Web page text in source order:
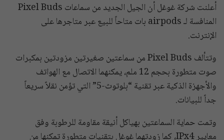
أعلنت شركة غوغل أن الجيل الجديد من سماعات Pixel Buds
المنافسة لـ airpods بات متاحاً للبيع عبر متاجرها على
الإنترنت.
وتتألف Pixel Buds من سماعتين صغيرتين مزودتين بمكبرات
صوت متطورة بحجم 12 ملم، يمكنهما الاتصال مع الهواتف
والأجهزة الذكية عبر تقنية “بلوتوث-5” التي تؤمن نقلاً سريعاً
جداً للبيانات.
وتمت حماية السماعتين بهياكل أنيقة مقاومة للرطوبة وفق